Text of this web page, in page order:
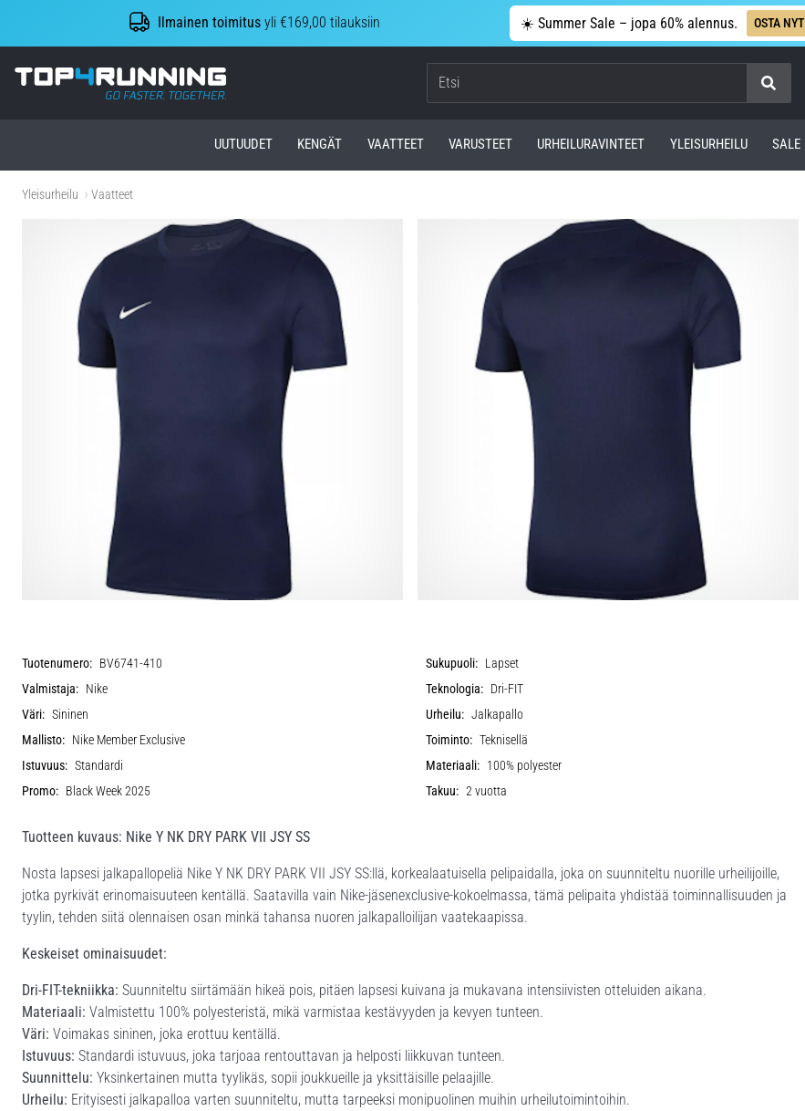
Ilmainen toimitus yli €169,00 tilauksiin ☀️ Summer Sale – jopa 60% alennus. OSTA NYT
Top4Running.fi
UUTUUDET KENGÄT VAATTEET VARUSTEET URHEILURAVINTEET YLEISURHEILU SALE
Yleisurheilu Vaatteet
Tuotenumero: BV6741-410 Sukupuoli: Lapset
Valmistaja: Nike Teknologia: Dri-FIT
Väri: Sininen Urheilu: Jalkapallo
Mallisto: Nike Member Exclusive Toiminto: Teknisellä
Istuvuus: Standardi Materiaali: 100% polyester
Promo: Black Week 2025 Takuu: 2 vuotta
Tuotteen kuvaus: Nike Y NK DRY PARK VII JSY SS
Nosta lapsesi jalkapallopeliä Nike Y NK DRY PARK VII JSY SS:llä, korkealaatuisella pelipaidalla, joka on suunniteltu nuorille urheilijoille,
jotka pyrkivät erinomaisuuteen kentällä. Saatavilla vain Nike-jäsenexclusive-kokoelmassa, tämä pelipaita yhdistää toiminnallisuuden ja
tyylin, tehden siitä olennaisen osan minkä tahansa nuoren jalkapalloilijan vaatekaapissa.
Keskeiset ominaisuudet:
Dri-FIT-tekniikka: Suunniteltu siirtämään hikeä pois, pitäen lapsesi kuivana ja mukavana intensiivisten otteluiden aikana.
Materiaali: Valmistettu 100% polyesteristä, mikä varmistaa kestävyyden ja kevyen tunteen.
Väri: Voimakas sininen, joka erottuu kentällä.
Istuvuus: Standardi istuvuus, joka tarjoaa rentouttavan ja helposti liikkuvan tunteen.
Suunnittelu: Yksinkertainen mutta tyylikäs, sopii joukkueille ja yksittäisille pelaajille.
Urheilu: Erityisesti jalkapalloa varten suunniteltu, mutta tarpeeksi monipuolinen muihin urheilutoimintoihin.